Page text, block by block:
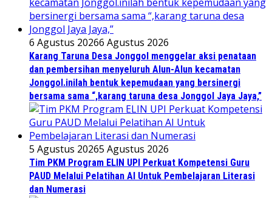
6 Agustus 20266 Agustus 2026
Karang Taruna Desa Jonggol menggelar aksi penataan
dan pembersihan menyeluruh Alun-Alun kecamatan
Jonggol.inilah bentuk kepemudaan yang bersinergi
bersama sama “,karang taruna desa Jonggol Jaya Jaya,”
5 Agustus 20265 Agustus 2026
Tim PKM Program ELIN UPI Perkuat Kompetensi Guru
PAUD Melalui Pelatihan AI Untuk Pembelajaran Literasi
dan Numerasi